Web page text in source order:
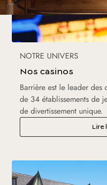
NOTRE UNIVERS
Nos casinos
Barrière est le leader des
de 34 établissements de
de divertissement unique.
Lire